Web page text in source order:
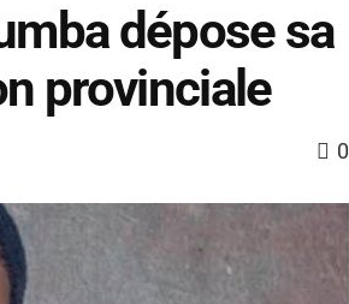
dépose sa
provinciale
0